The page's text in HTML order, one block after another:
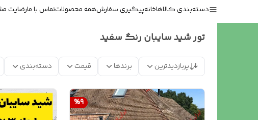
دسته‌بندی کالاهاخانهپیگیری سفارشهمه محصولاتتماس با مارضایت
تور شید سایبان رنگ سفید
پربازدیدترین برندها قیمت دسته‌بندی
%9